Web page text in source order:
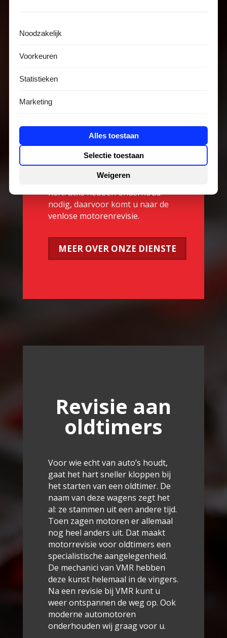
Deze gebruiken merken als DAF,
het Ministerie van Defensie klopt
motorenonderhoud. Dat maakt
hetzelfde en er is altijd weer iets
Aanpassingen aan uw
vervoermiddel worden vakkundig
gedaan door VMR.
Noodstroomaggregaten,
grondverzetmachines en
heftrucks hebben onderhoud
nodig, daarvoor komt u naar de
venlose motorenrevisie.
MEER OVER ONZE DIENSTE
Revisie aan
oldtimers
Voor wie echt van auto’s houdt,
gaat het hart sneller kloppen bij
het starten van een oldtimer. De
naam van deze wagens zegt het
al: ze stammen uit een andere tijd.
Toen zagen motoren er allemaal
nog heel anders uit. Dat maakt
motorrevisie voor oldtimers een
specialistische aangelegenheid.
De mechanici van VMR hebben
deze kunst helemaal in de vingers.
Na een revisie bij VMR kunt u
weer ontspannen de weg op. Ook
moderne automotoren
onderhouden wij graag voor u.
Noodzakelijk
Voorkeuren
Statistieken
Marketing
Alles toestaan
Selectie toestaan
Weigeren